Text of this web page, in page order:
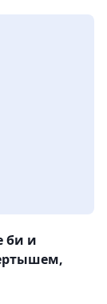
би и